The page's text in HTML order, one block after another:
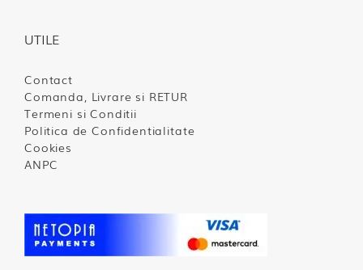
UTILE
Contact
Comanda, Livrare si RETUR
Termeni si Conditii
Politica de Confidentialitate
Cookies
ANPC